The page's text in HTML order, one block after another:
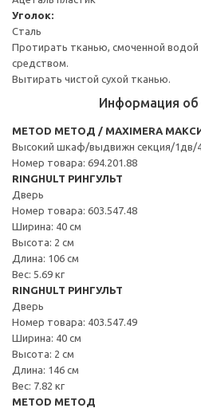
Уголок:
Сталь
Протирать тканью, смоченной
средством.
Вытирать чистой сухой тканью.
Информация об
METOD МЕТОД / MAXIMERA
Высокий шкаф/выдвижн секция/1дв/
Номер товара: 694.201.88
RINGHULT РИНГУЛЬТ
Дверь
Номер товара: 603.547.48
Ширина: 40 см
Высота: 2 см
Длина: 106 см
Вес: 5.69 кг
RINGHULT РИНГУЛЬТ
Дверь
Номер товара: 403.547.49
Ширина: 40 см
Высота: 2 см
Длина: 146 см
Вес: 7.82 кг
METOD МЕТОД